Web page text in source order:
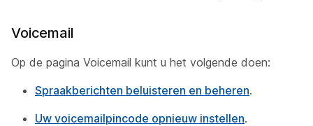
Voicemail
Op de pagina Voicemail kunt u het volgende doen:
Spraakberichten beluisteren en beheren.
Uw voicemailpincode opnieuw instellen.